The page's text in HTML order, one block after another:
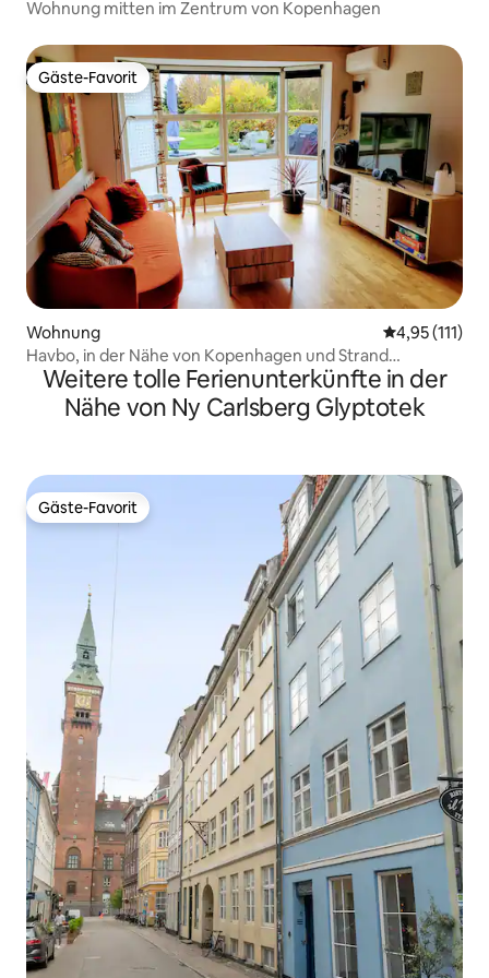
Wohnung mitten im Zentrum von Kopenhagen
Gäste-Favorit
Gäste-Favorit
Wohnung
4,95 (111)
Havbo, in der Nähe von Kopenhagen und Strand
Kostenlose Parkplätze
Weitere tolle Ferienunterkünfte in der
Nähe von Ny Carlsberg Glyptotek
Gäste-Favorit
Gäste-Favorit